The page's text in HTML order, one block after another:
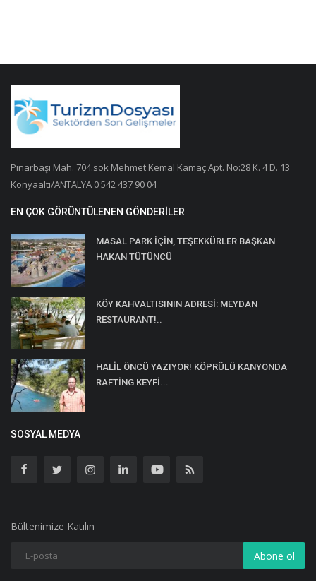
Pınarbaşı Mah. 704.sok Mehmet Kemal Kamaç Apt. No:28 K. 4 D. 13
Konyaaltı/ANTALYA 0 542 437 90 04
EN ÇOK GÖRÜNTÜLENEN GÖNDERILER
MASAL PARK İÇİN, TEŞEKKÜRLER BAŞKAN
HAKAN TÜTÜNCÜ
KÖY KAHVALTISININ ADRESİ: MEYDAN
RESTAURANT!..
HALİL ÖNCÜ YAZIYOR! KÖPRÜLÜ KANYONDA
RAFTİNG KEYFİ...
SOSYAL MEDYA
Bültenimize Katılın
Abone ol